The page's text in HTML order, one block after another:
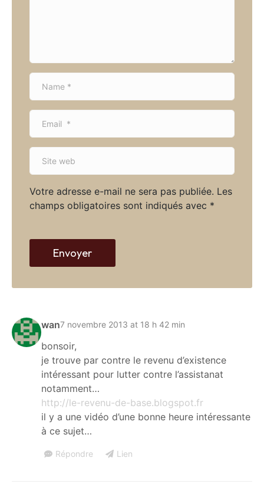
wan7 novembre 2013 at 18 h 42 min
bonsoir,
je trouve par contre le revenu d’existence
intéressant pour lutter contre l’assistanat
notamment…
http://le-revenu-de-base.blogspot.fr
il y a une vidéo d’une bonne heure intéressante
à ce sujet…
Répondre Lien
Votre adresse e-mail ne sera pas publiée. Les
champs obligatoires sont indiqués avec *
N
m
*
E
a
l
*
S
e
w
b
Envoyer